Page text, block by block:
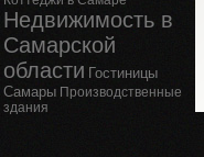
Недвижимость в
Самарской
области Гостиницы
Самары Производственные
здания